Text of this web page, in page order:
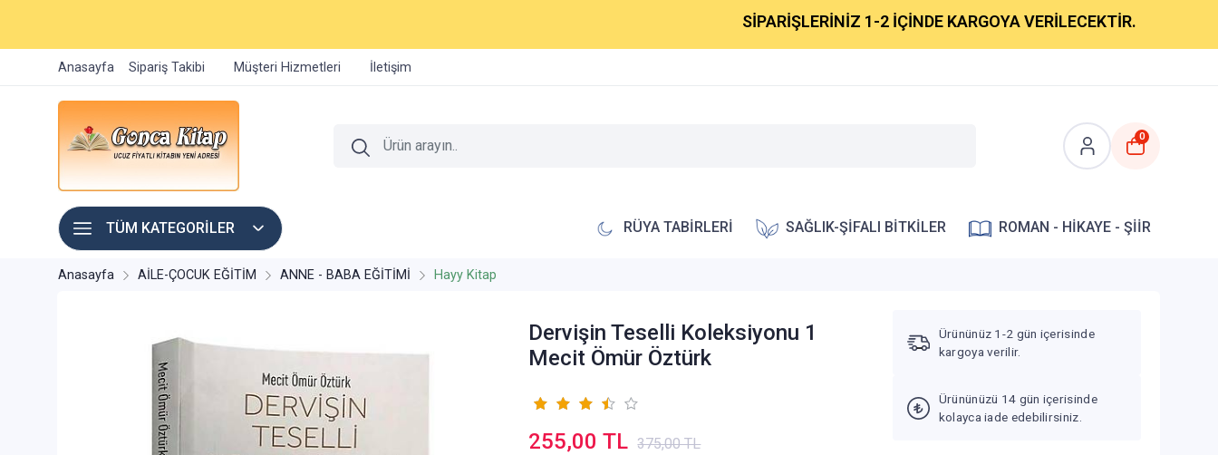
SİPARİŞLERİNİZ 1-2 İÇİNDE KARGOYA VERİLECEKTİR.
Anasayfa Sipariş Takibi Müşteri Hizmetleri İletişim
0
TÜM KATEGORİLER RÜYA TABİRLERİ SAĞLIK-ŞİFALI BİTKİLER ROMAN - HİKAYE - ŞİİR
Anasayfa AİLE-ÇOCUK EĞİTİM ANNE - BABA EĞİTİMİ Hayy Kitap
Dervişin Teselli Koleksiyonu 1
Mecit Ömür Öztürk
255,00 TL 375,00 TL
Ürününüz 1-2 gün içerisinde
kargoya verilir.
Ürününüzü 14 gün içerisinde
kolayca iade edebilirsiniz.